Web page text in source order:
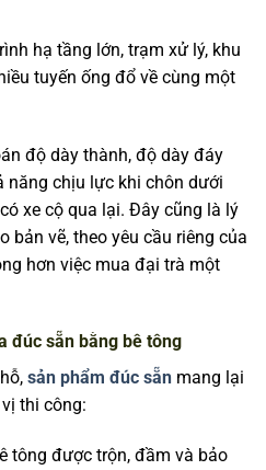
hạ tầng lớn, trạm xử lý, khu
tuyến ống đổ về cùng một
độ dày thành, độ dày đáy
chịu lực khi chôn dưới
xe cộ qua lại. Đây cũng là lý
bản vẽ, theo yêu cầu riêng của
hơn việc mua đại trà một
đúc sẵn bằng bê tông
sản phẩm đúc sẵn mang lại
thi công:
tông được trộn, đầm và bảo